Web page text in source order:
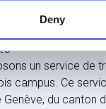
Deny
un service de
campus. Ce
Genève, du canton